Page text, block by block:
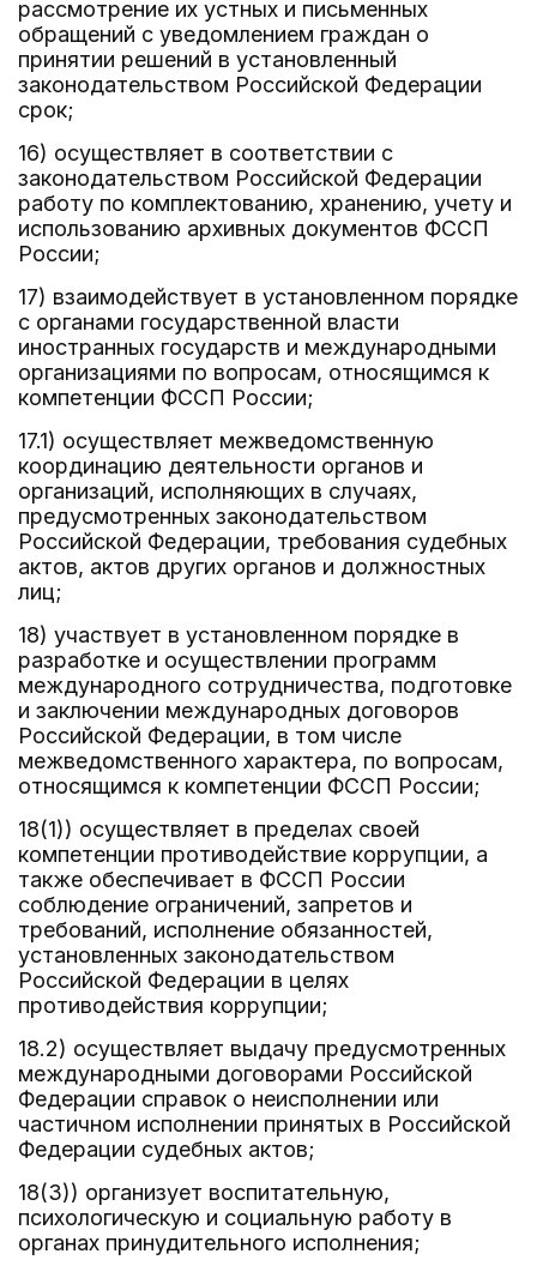
рассмотрение их устных и письменных
обращений с уведомлением граждан о
принятии решений в установленный
законодательством Российской Федерации
срок;
16) осуществляет в соответствии с
законодательством Российской Федерации
работу по комплектованию, хранению, учету и
использованию архивных документов ФССП
России;
17) взаимодействует в установленном порядке
с органами государственной власти
иностранных государств и международными
организациями по вопросам, относящимся к
компетенции ФССП России;
17.1) осуществляет межведомственную
координацию деятельности органов и
организаций, исполняющих в случаях,
предусмотренных законодательством
Российской Федерации, требования судебных
актов, актов других органов и должностных
лиц;
18) участвует в установленном порядке в
разработке и осуществлении программ
международного сотрудничества, подготовке
и заключении международных договоров
Российской Федерации, в том числе
межведомственного характера, по вопросам,
относящимся к компетенции ФССП России;
18(1)) осуществляет в пределах своей
компетенции противодействие коррупции, а
также обеспечивает в ФССП России
соблюдение ограничений, запретов и
требований, исполнение обязанностей,
установленных законодательством
Российской Федерации в целях
противодействия коррупции;
18.2) осуществляет выдачу предусмотренных
международными договорами Российской
Федерации справок о неисполнении или
частичном исполнении принятых в Российской
Федерации судебных актов;
18(3)) организует воспитательную,
психологическую и социальную работу в
органах принудительного исполнения;